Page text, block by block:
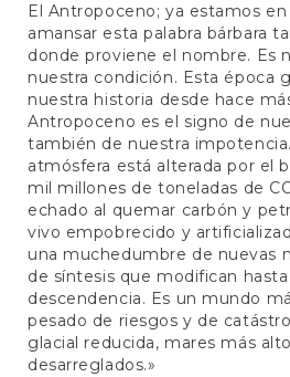
El Antropoceno; ya estamos
amansar esta palabra bárbara
donde proviene el nombre. Es
nuestra condición. Esta época
nuestra historia desde hace
Antropoceno es el signo de
también de nuestra
atmósfera está alterada por el
mil millones de toneladas de
echado al quemar carbón y
vivo empobrecido y
una muchedumbre de nuevas
de síntesis que modifican
descendencia. Es un mundo
pesado de riesgos y de
glacial reducida, mares más
desarreglados.»